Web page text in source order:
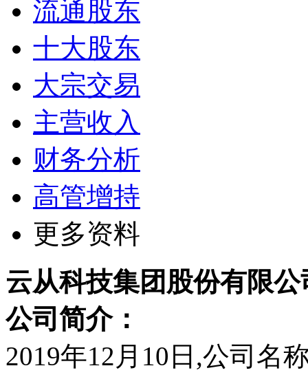
流通股东
十大股东
大宗交易
主营收入
财务分析
高管增持
更多资料
云从科技集团股份有限公
公司简介：
2019年12月10日,公司名